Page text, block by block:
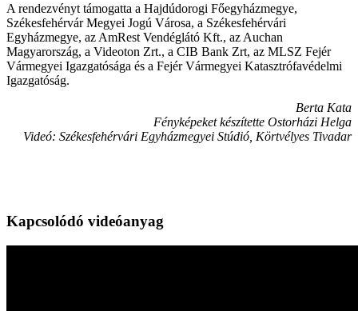
A rendezvényt támogatta a Hajdúdorogi Főegyházmegye,
Székesfehérvár Megyei Jogú Városa, a Székesfehérvári
Egyházmegye, az AmRest Vendéglátó Kft., az Auchan
Magyarország, a Videoton Zrt., a CIB Bank Zrt, az MLSZ Fejér
Vármegyei Igazgatósága és a Fejér Vármegyei Katasztrófavédelmi
Igazgatóság.
Berta Kata
Fényképeket készítette Ostorházi Helga
Videó: Székesfehérvári Egyházmegyei Stúdió, Körtvélyes Tivadar
Kapcsolódó videóanyag